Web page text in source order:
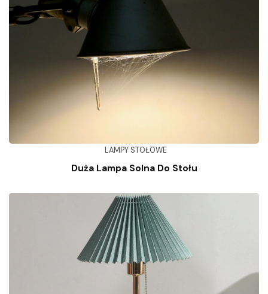
LAMPY STOŁOWE
Duża Lampa Solna Do Stołu